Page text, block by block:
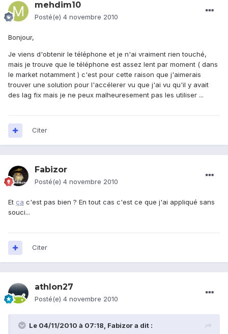
mehdim10
Posté(e) 4 novembre 2010
Bonjour,
Je viens d'obtenir le téléphone et je n'ai vraiment rien touché,
mais je trouve que le téléphone est assez lent par moment ( dans
le market notamment ) c'est pour cette raison que j'aimerais
trouver une solution pour l'accélerer vu que j'ai vu qu'il y avait
des lag fix mais je ne peux malheuresement pas les utiliser ...
Citer
Fabizor
Posté(e) 4 novembre 2010
Et ça c'est pas bien ? En tout cas c'est ce que j'ai appliqué sans
souci...
Citer
athlon27
Posté(e) 4 novembre 2010
Le 04/11/2010 à 07:18, Fabizor a dit :